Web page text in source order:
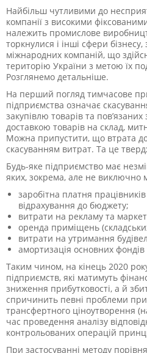
Найбільш чутливими до
компанії з високими
належить промислове
торкнулися і інші сфери
міжнародних компаній, що
територію України з метою їх
Розглянемо детальніше.
На перший погляд тимчасове
підприємства означає
закупівлю товарів та
доставкою товарів на склад,
Можна припустити, що втрата
скасуванням витрат. Та це
Будь-яке підприємство має
яких, зокрема, але не виключно
заробітна платня
відрахування до бюджету;
витрати на рекламу та
оренда приміщень
витрати на утримання
амортизація основних фондів
Таким чином, на кінець 2020
підприємств, які матимуть
зниження прибутковості, а й
спричинить певні проблеми при
трансфертного ціноутворення
час проведення аналізу
контрольованих операцій
При застосуванні методу